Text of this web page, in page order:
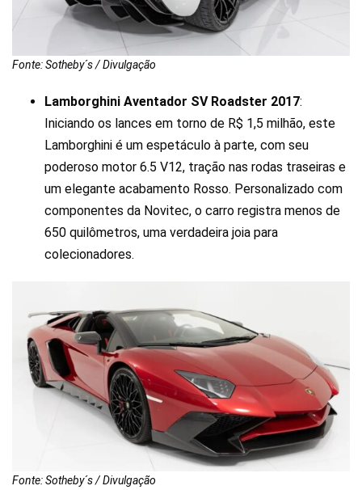
Fonte: Sotheby´s / Divulgação
Lamborghini Aventador SV Roadster 2017:
Iniciando os lances em torno de R$ 1,5 milhão, este
Lamborghini é um espetáculo à parte, com seu
poderoso motor 6.5 V12, tração nas rodas traseiras e
um elegante acabamento Rosso. Personalizado com
componentes da Novitec, o carro registra menos de
650 quilômetros, uma verdadeira joia para
colecionadores.
Fonte: Sotheby´s / Divulgação